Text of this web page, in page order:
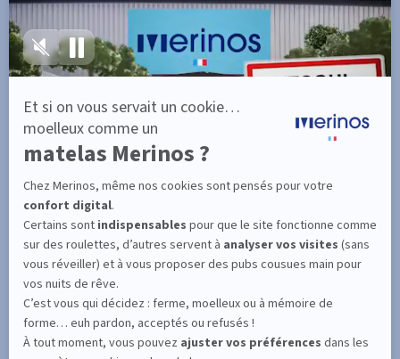
SUIVEZ L'ACTUALITÉ DE MERINOS !
Entrez votre adresse email
S'inscrire
En cochant cette case, vous confirmez avoir plus de 16 ans et
concernant les offres, services, produits ou évènements de Bultex
conformément à
notre politique de protection des données personnelles